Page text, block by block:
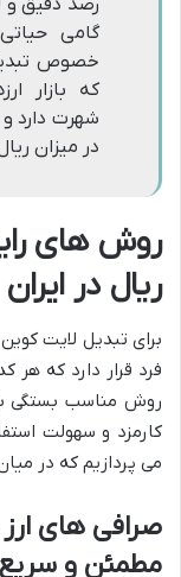
گامی
خصوص
که بازار
شهرت دارد
در میزان
روش های
ریال در ایران
برای تبدیل لایت
فرد قرار دارد که هر
روش مناسب بستگی
کارمزد و سهولت
می پردازیم که در
صرافی های
مطمئن و سریع